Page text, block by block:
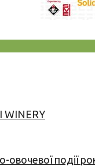
WINERY
овочевої події